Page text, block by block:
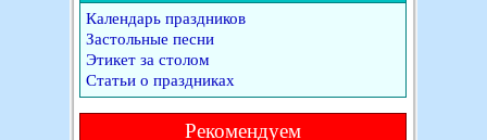
Календарь праздников
Застольные песни
Этикет за столом
Статьи о праздниках
Рекомендуем